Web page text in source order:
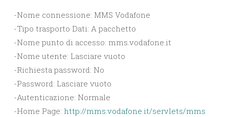
-Nome connessione: MMS Vodafone
-Tipo trasporto Dati: A pacchetto
-Nome punto di accesso: mms.vodafone.it
-Nome utente: Lasciare vuoto
-Richiesta password: No
-Password: Lasciare vuoto
-Autenticazione: Normale
-Home Page: http://mms.vodafone.it/servlets/mms